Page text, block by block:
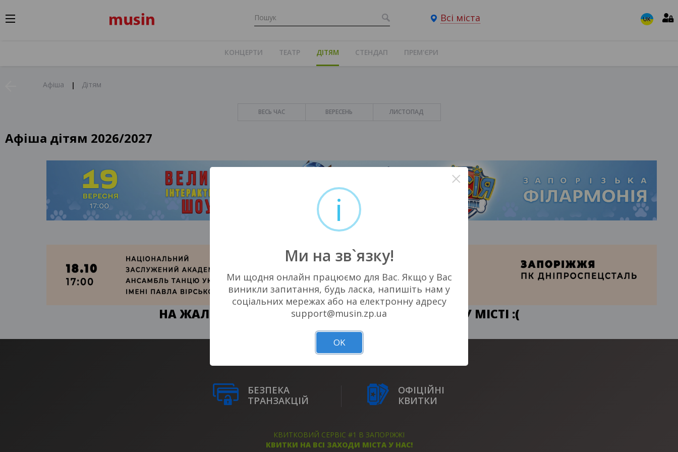
Всі міста UK
КОНЦЕРТИ ТЕАТР ДІТЯМ СТЕНДАП ПРЕМ'ЄРИ
Афіша Дітям
ВЕСЬ ЧАС ВЕРЕСЕНЬ ЛИСТОПАД
Афіша дітям 2026/2027
НА ЖАЛЬ, НЕМАЄ АКТУАЛЬНИХ ПОДІЙ У ВАШОМУ МІСТІ :(
БЕЗПЕКА
ТРАНЗАКЦІЙ
ОФІЦІЙНІ
КВИТКИ
КВИТКОВИЙ СЕРВІС #1 В ЗАПОРІЖЖІ
КВИТКИ НА ВСІ ЗАХОДИ МІСТА У НАС!
i
Ми на зв`язку!
×
Ми щодня онлайн працюємо для Вас. Якщо у Вас
виникли запитання, будь ласка, напишіть нам у
соціальних мережах або на електронну адресу
support@musin.zp.ua
OK